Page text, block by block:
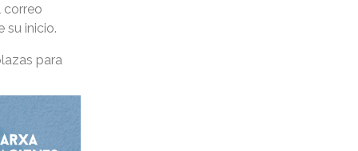
correo
su inicio.
para